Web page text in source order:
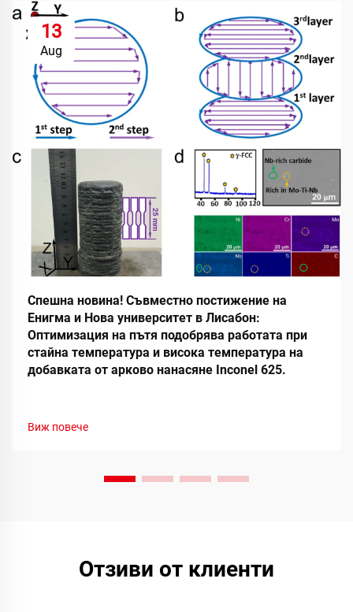
13
Aug
Спешна новина! Съвместно постижение на
Енигма и Нова университет в Лисабон:
Оптимизация на пътя подобрява работата при
стайна температура и висока температура на
добавката от арково нанасяне Inconel 625.
Виж повече
Отзиви от клиенти